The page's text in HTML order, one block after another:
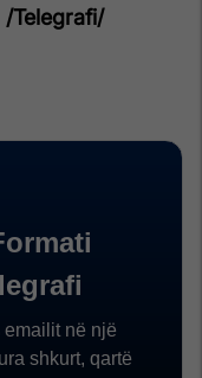
/Telegrafi/